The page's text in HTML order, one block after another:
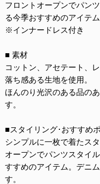
フロントオープンでパン
る今季おすすめのアイテム
※インナードレス付き
■ 素材
コットン、アセテート、
落ち感ある生地を使用。
ほんのり光沢のある品の
す。
■スタイリング･おすすめ
シンプルに一枚で着たス
オープンでパンツスタイ
すすめのアイテム。デニ
す。